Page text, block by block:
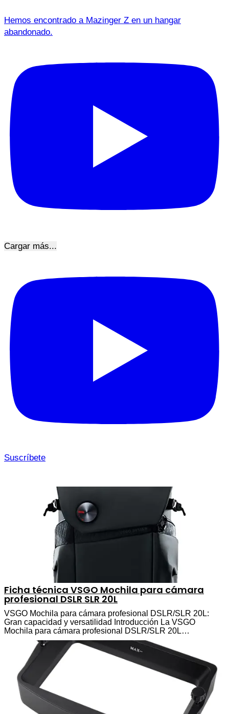
Hemos encontrado a Mazinger Z en un hangar
abandonado.
Cargar más...
Suscríbete
Ficha técnica VSGO Mochila para cámara
profesional DSLR SLR 20L
VSGO Mochila para cámara profesional DSLR/SLR 20L:
Gran capacidad y versatilidad Introducción La VSGO
Mochila para cámara profesional DSLR/SLR 20L…